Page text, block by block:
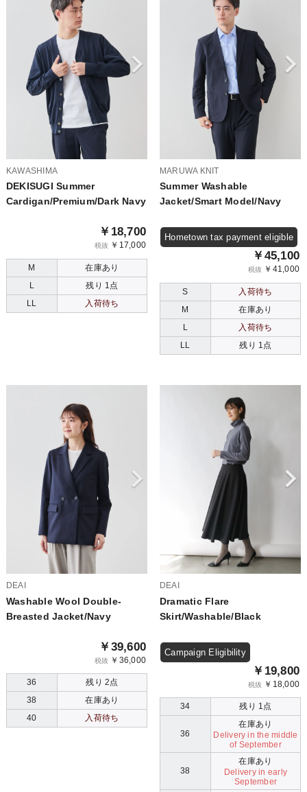
KAWASHIMA
DEKISUGI Summer
Cardigan/Premium/Dark Navy
￥18,700
税抜 ￥17,000
M
在庫あり
L
残り 1点
LL
入荷待ち
MARUWA KNIT
Summer Washable
Jacket/Smart Model/Navy
Hometown tax payment eligible
￥45,100
税抜 ￥41,000
S
入荷待ち
M
在庫あり
L
入荷待ち
LL
残り 1点
DEAI
Washable Wool Double-
Breasted Jacket/Navy
￥39,600
税抜 ￥36,000
36
残り 2点
38
在庫あり
40
入荷待ち
DEAI
Dramatic Flare
Skirt/Washable/Black
Campaign Eligibility
￥19,800
税抜 ￥18,000
34 残り 1点
36
在庫あり
Delivery in the middle
of September
38
在庫あり
Delivery in early
September